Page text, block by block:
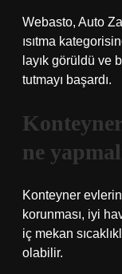
Webasto, Auto
ısıtma
layık görüldü ve
tutmayı başardı.
ne
Konteyner
korunması, iyi
iç mekan
olabilir.